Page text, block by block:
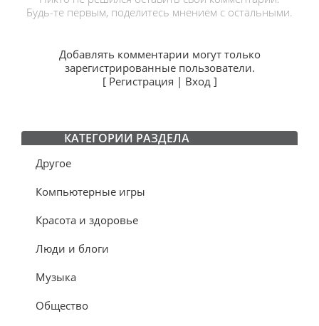
Будь-те первым, поделитесь мнением с остальными.
Добавлять комментарии могут только
зарегистрированные пользователи.
[ Регистрация | Вход]
КАТЕГОРИИ РАЗДЕЛА
Другое
Компьютерные игры
Красота и здоровье
Люди и блоги
Музыка
Общество